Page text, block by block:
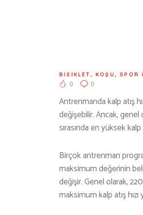
BİSİKLET ,KOŞU ,SPOR
0
0
Antrenmanda kalp atış
değişebilir. Ancak, genel
sırasında en yüksek
Birçok antrenman
maksimum değerinin
değişir. Genel olarak,
maksimum kalp atış hızı